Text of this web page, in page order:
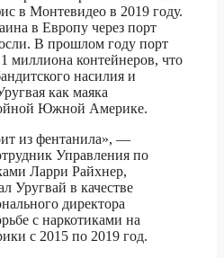
в Монтевидео в 2019 году.
в Европу через порт
В прошлом году порт
миллиона контейнеров, что
насилия и
как маяка
Южной Америке.
из фентанила», —
Управления по
Ларри Райхнер,
Уругвай в качестве
директора
с наркотиками на
с 2015 по 2019 год.